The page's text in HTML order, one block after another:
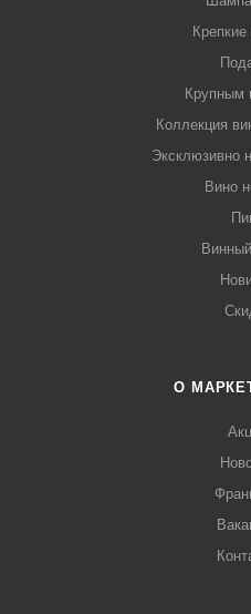
Крепкие
Крупным
Коллекция
Эксклюзивно
Вино
О